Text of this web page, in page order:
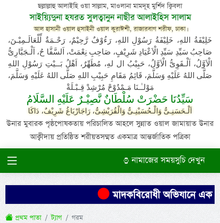
ছল্লাল্লাহু আলাইহি ওয়া সাল্লাম, মাওলানা মামদূহ মুর্শিদ ক্বিবলা
সাইয়্যিদুনা হযরত সুলত্বানুন নাছীর আলাইহিস সালাম
আল হাসানী ওয়াল হুসাইনী ওয়াল কুরাঈশী, রাজারবাগ শরীফ, ঢাকা।
خَلِيْفَةُ اللهِ، خَلِيْفَةُ رَسُوْلِ اللهِ، رَءُوْفٌ رَّحِيْمٌ، رَحْـمَةٌ لِّلْعَالَـمِيْـنَ،
صَاحِبُ سَيِّدِ سَيِّدِ الْاَعْيَادِ شَرِيْفٍ، صَاحِبِ نِعْمَتْ، اَلسَّفَّا حُ، اَلْـجَبَّارِىُّ
الْاَوَّلُ، اَلْـقَوِىُّ الْاَوَّلُ، حَبِيْبُ ال لهِ، مُطَهِّرٌ، اَهْلُ بَــيْتِ رَسُوْلِ اللهِ
صَلَّى اللهُ عَلَيْهِ وَسَلَّمَ، قَائِمُ مَقَامِ حَبِيْبِ اللهِ صَلَّى اللهُ عَلَيْهِ وَسَلَّمَ،
مَوْلـٰـنَا مَـمْدُوْحْ مُرْشِدْ قِـبْـلَةْ
سَيِّدُنَا حَضْرَتْ سُلْطَانٌ نَّصِيْـرٌ عَلَيْهِ السَّلَامُ
اَلْـحَسَنِـىُّ وَالْـحُسَيْنِـىُّ وَالْقُرَيْشِىُّ، رَاجَارْبَاغُ شَرِيْفٌ، دَاكَا
উনার মুবারক পৃষ্ঠপোষকতায় পরিচালিত আহলে সুন্নাত ওয়াল জামায়াত উনার
আক্বীদায় প্রতিষ্ঠিত শরীয়তসম্মত একমাত্র আন্তর্জাতিক পত্রিকা
নামাজের সময়সুচি দেখুন
মাদকবিরোধী অভিযানে এক
প্রথম পাতা ট্যাগ গরম